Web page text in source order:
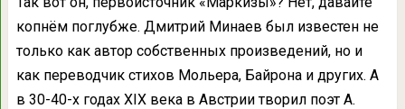
копнём поглубже. Дмитрий Минаев был известен не
только как автор собственных произведений, но и
как переводчик стихов Мольера, Байрона и других. А
в 30-40-х годах XIX века в Австрии творил поэт А.